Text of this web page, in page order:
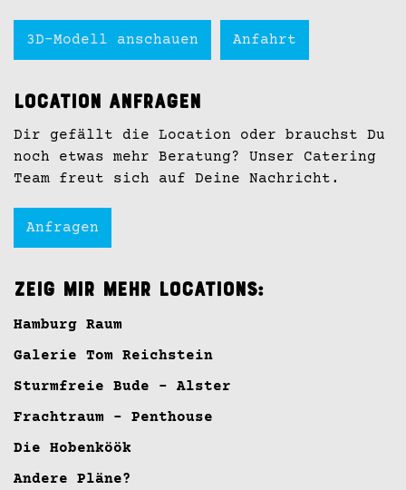
3D-Modell anschauen Anfahrt
Location anfragen
Dir gefällt die Location oder brauchst Du
noch etwas mehr Beratung? Unser Catering
Team freut sich auf Deine Nachricht.
Anfragen
Zeig mir mehr Locations:
Hamburg Raum
Galerie Tom Reichstein
Sturmfreie Bude - Alster
Frachtraum - Penthouse
Die Hobenköök
Andere Pläne?